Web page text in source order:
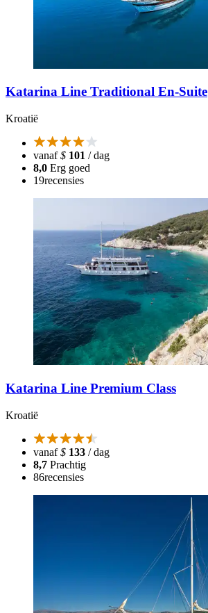
Katarina Line Traditional En-Suite
Kroatië
vanaf$ 101 / dag
8,0 Erg goed
19recensies
Katarina Line Premium Class
Kroatië
vanaf$ 133 / dag
8,7 Prachtig
86recensies